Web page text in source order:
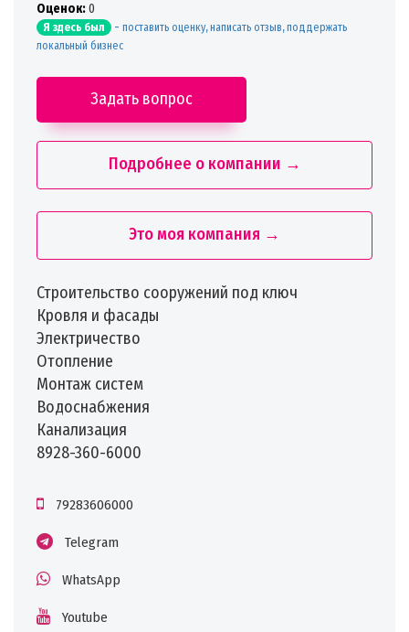
Oценок:0
Я здесь был - поставить оценку, написать отзыв, поддержать
локальный бизнес
Задать вопрос
Подробнее о компании →
Это моя компания →
Строительство сооружений под ключ
Кровля и фасады
Электричество
Отопление
Монтаж систем
Водоснабжения
Канализация
8928-360-6000
79283606000
Telegram
WhatsApp
Youtube